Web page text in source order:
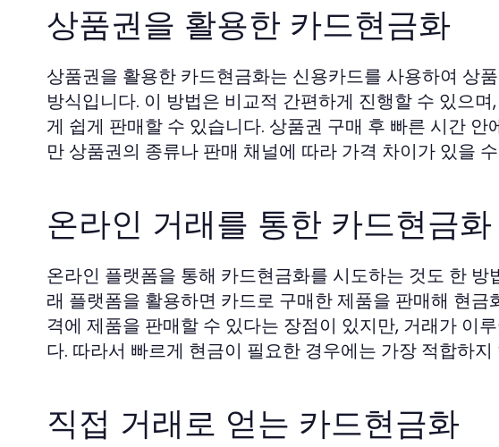
상품권을 활용한 카드현금화
상품권을 활용한 카드현금화는 신용카드를 사용하여 상
방식입니다. 이 방법은 비교적 간편하게 진행할 수 있으
게 쉽게 판매할 수 있습니다. 상품권 구매 후 빠른 시간
만 상품권의 종류나 판매 채널에 따라 가격 차이가 있을
온라인 거래를 통한 카드현금화
온라인 플랫폼을 통해 카드현금화를 시도하는 것도 한
래 플랫폼을 활용하면 카드로 구매한 제품을 판매해 현
격에 제품을 판매할 수 있다는 장점이 있지만, 거래가 이
다. 따라서 빠르게 현금이 필요한 경우에는 가장 적합하
직접 거래로 얻는 카드현금화